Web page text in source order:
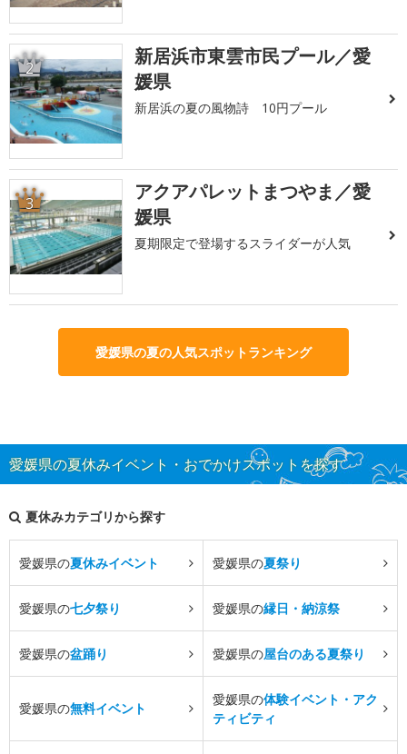
2
新居浜市東雲市民プール／愛
媛県
新居浜の夏の風物詩 10円プール
3
アクアパレットまつやま／愛
媛県
夏期限定で登場するスライダーが人気
愛媛県の夏の人気スポットランキング
愛媛県の夏休みイベント・おでかけスポットを探す
夏休みカテゴリから探す
愛媛県の夏休みイベント 愛媛県の夏祭り
愛媛県の七夕祭り 愛媛県の縁日・納涼祭
愛媛県の盆踊り 愛媛県の屋台のある夏祭り
愛媛県の無料イベント
愛媛県の体験イベント・アク
ティビティ